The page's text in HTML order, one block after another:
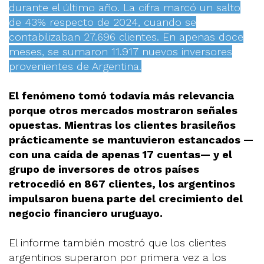
durante el último año. La cifra marcó un salto
de 43% respecto de 2024, cuando se
contabilizaban 27.696 clientes. En apenas doce
meses, se sumaron 11.917 nuevos inversores
provenientes de Argentina.
El fenómeno tomó todavía más relevancia
porque otros mercados mostraron señales
opuestas. Mientras los clientes brasileños
prácticamente se mantuvieron estancados —
con una caída de apenas 17 cuentas— y el
grupo de inversores de otros países
retrocedió en 867 clientes, los argentinos
impulsaron buena parte del crecimiento del
negocio financiero uruguayo.
El informe también mostró que los clientes
argentinos superaron por primera vez a los